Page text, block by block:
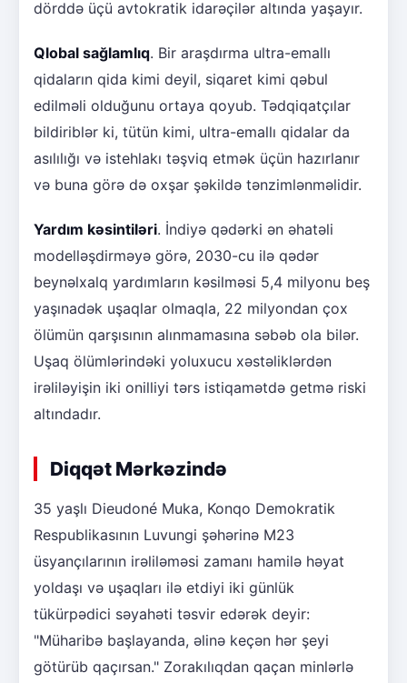
dörddə üçü avtokratik idarəçilər altında yaşayır.
Qlobal sağlamlıq. Bir araşdırma ultra-emallı
qidaların qida kimi deyil, siqaret kimi qəbul
edilməli olduğunu ortaya qoyub. Tədqiqatçılar
bildiriblər ki, tütün kimi, ultra-emallı qidalar da
asılılığı və istehlakı təşviq etmək üçün hazırlanır
və buna görə də oxşar şəkildə tənzimlənməlidir.
Yardım kəsintiləri. İndiyə qədərki ən əhatəli
modelləşdirməyə görə, 2030-cu ilə qədər
beynəlxalq yardımların kəsilməsi 5,4 milyonu beş
yaşınadək uşaqlar olmaqla, 22 milyondan çox
ölümün qarşısının alınmamasına səbəb ola bilər.
Uşaq ölümlərindəki yoluxucu xəstəliklərdən
irəliləyişin iki onilliyi tərs istiqamətdə getmə riski
altındadır.
Diqqət Mərkəzində
35 yaşlı Dieudoné Muka, Konqo Demokratik
Respublikasının Luvungi şəhərinə M23
üsyançılarının irəliləməsi zamanı hamilə həyat
yoldaşı və uşaqları ilə etdiyi iki günlük
tükürpədici səyahəti təsvir edərək deyir:
"Müharibə başlayanda, əlinə keçən hər şeyi
götürüb qaçırsan." Zorakılıqdan qaçan minlərlə